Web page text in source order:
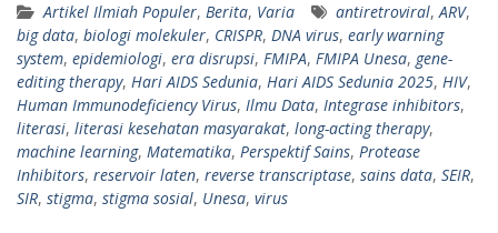
Artikel Ilmiah Populer, Berita, Varia antiretroviral,ARV,
big data, biologi molekuler, CRISPR, DNA virus, early warning
system, epidemiologi, era disrupsi, FMIPA, FMIPA Unesa, gene-
editing therapy, Hari AIDS Sedunia, Hari AIDS Sedunia 2025, HIV,
Human Immunodeficiency Virus, Ilmu Data, Integrase inhibitors,
literasi, literasi kesehatan masyarakat, long-acting therapy,
machine learning, Matematika, Perspektif Sains, Protease
Inhibitors, reservoir laten, reverse transcriptase, sains data, SEIR,
SIR, stigma, stigma sosial, Unesa, virus